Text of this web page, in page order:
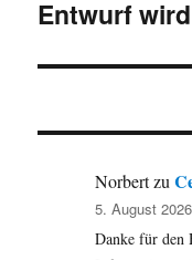
Entwurf
Norbertzu
5. August 2026
Danke für den